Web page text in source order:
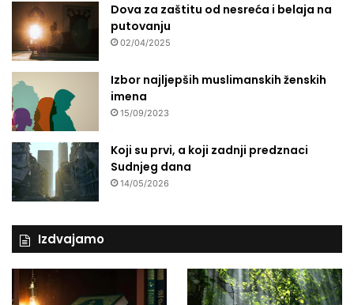
Dova za zaštitu od nesreća i belaja na
putovanju
02/04/2025
Izbor najljepših muslimanskih ženskih
imena
15/09/2023
Koji su prvi, a koji zadnji predznaci
Sudnjeg dana
14/05/2026
Izdvajamo